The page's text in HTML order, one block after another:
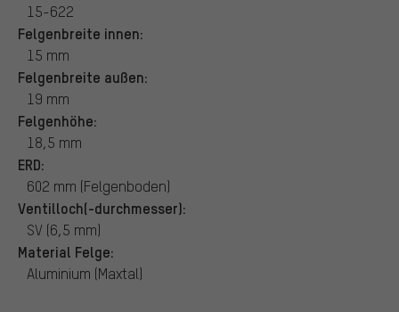
15-622
Felgenbreite innen:
15 mm
Felgenbreite außen:
19 mm
Felgenhöhe:
18,5 mm
ERD:
602 mm (Felgenboden)
Ventilloch(-durchmesser):
SV (6,5 mm)
Material Felge:
Aluminium (Maxtal)